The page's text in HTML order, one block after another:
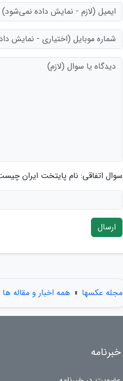
سوال اتفاقی: نام پایتخت ایران
ارسال
مجله عکسها » همه اخبار و مقاله ها
خبرنامه